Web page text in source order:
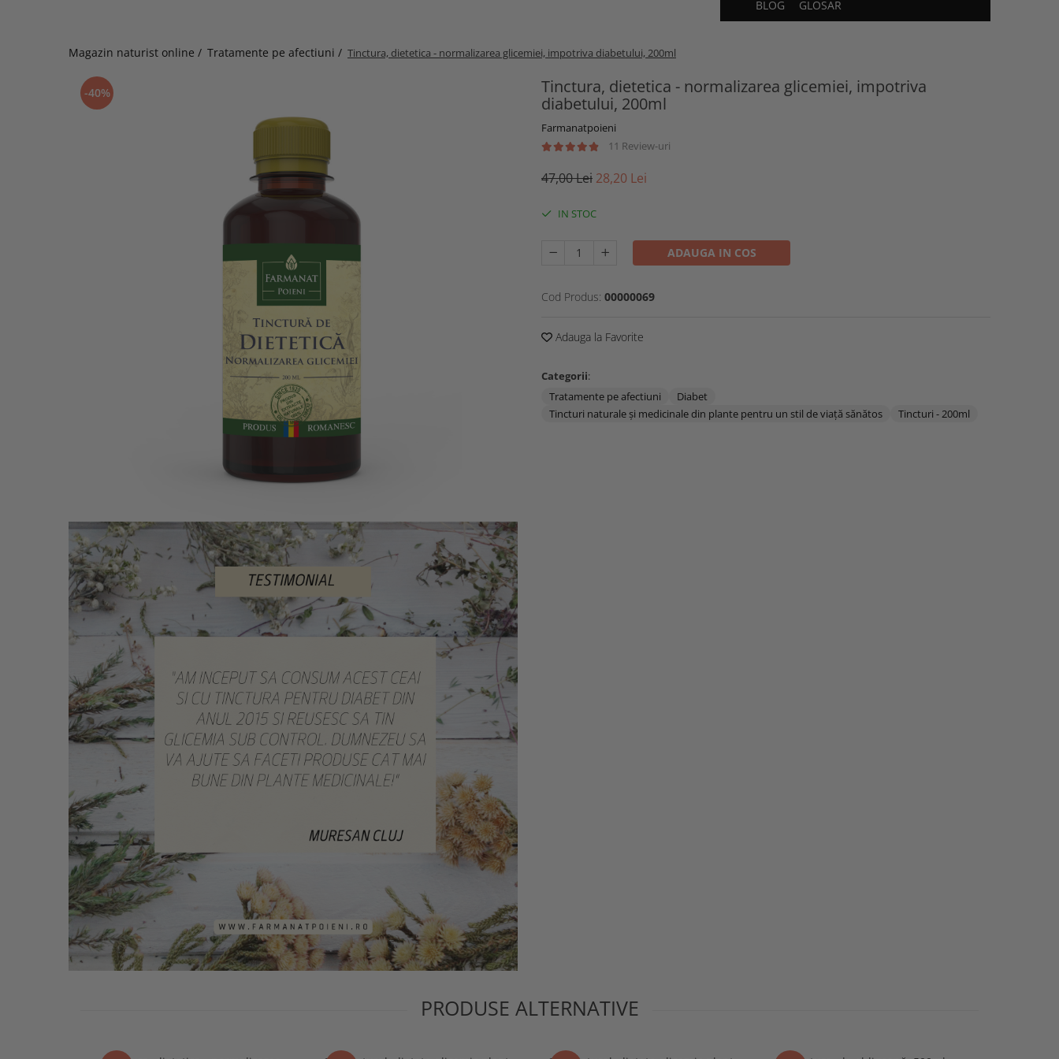
BLOG GLOSAR
Magazin naturist online / Tratamente pe afectiuni / Tinctura, dietetica - normalizarea glicemiei, impotriva diabetului, 200ml
-40%
Tinctura, dietetica - normalizarea glicemiei, impotriva
diabetului, 200ml
Farmanatpoieni
11 Review-uri
47,00 Lei 28,20 Lei
IN STOC
ADAUGA IN COS
Cod Produs: 00000069
Adauga la Favorite
Categorii:
Tratamente pe afectiuni
Diabet
Tincturi naturale și medicinale din plante pentru un stil de viață sănătos
Tincturi - 200ml
PRODUSE ALTERNATIVE